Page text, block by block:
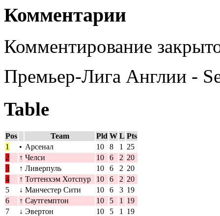
Комментарии
Комментирование
Премьер-Лига Англии -
Table
Pos Team Pld W L Pts
1
• Арсенал 10 8 1
25
2
↑ Челси 10 6 2 20
3
↑ Ливерпуль 10 6 2 20
4
↑ Тоттенхэм Хотспур 10 6 2 20
5
↓ Манчестер Сити 10 6 3 19
6
↑ Саутгемптон 10 5 1
19
7
↓ Эвертон 10 5 1
19